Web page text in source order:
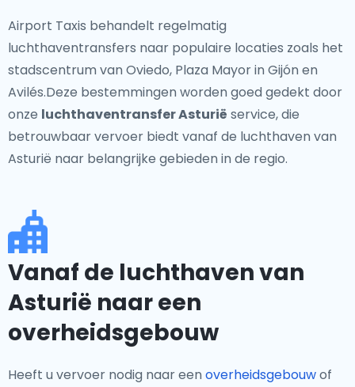
Airport Taxis behandelt regelmatig
luchthaventransfers naar populaire locaties zoals het
stadscentrum van Oviedo, Plaza Mayor in Gijón en
Avilés.Deze bestemmingen worden goed gedekt door
onze luchthaventransfer Asturië service, die
betrouwbaar vervoer biedt vanaf de luchthaven van
Asturië naar belangrijke gebieden in de regio.
Vanaf de luchthaven van
Asturië naar een
overheidsgebouw
Heeft u vervoer nodig naar een overheidsgebouwof